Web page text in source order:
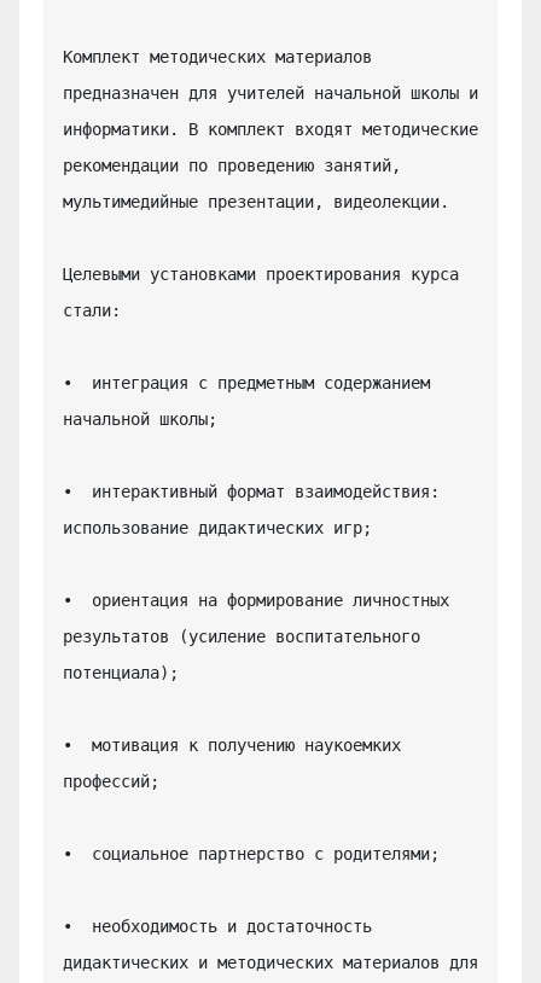
Комплект методических материалов
предназначен для учителей начальной школы и
информатики. В комплект входят методические
рекомендации по проведению занятий,
мультимедийные презентации, видеолекции.
Целевыми установками проектирования курса
стали:
•  интеграция с предметным содержанием
начальной школы;
•  интерактивный формат взаимодействия:
использование дидактических игр;
•  ориентация на формирование личностных
результатов (усиление воспитательного
потенциала);
•  мотивация к получению наукоемких
профессий;
•  социальное партнерство с родителями;
•  необходимость и достаточность
дидактических и методических материалов для